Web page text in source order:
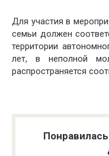
Для участия в
семьи должен
территории
лет, в неполной
распространяется